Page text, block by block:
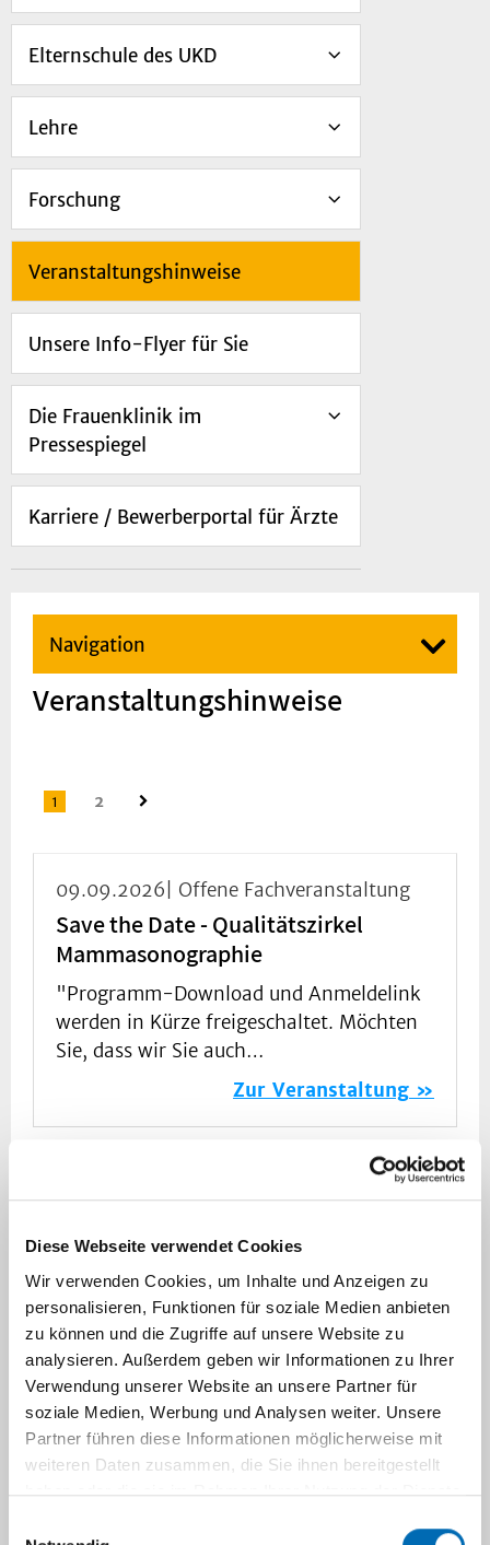
Diese Webseite verwendet Cookies
Wir verwenden Cookies, um Inhalte und Anzeigen zu
personalisieren, Funktionen für soziale Medien anbieten
zu können und die Zugriffe auf unsere Website zu
analysieren. Außerdem geben wir Informationen zu Ihrer
Verwendung unserer Website an unsere Partner für
soziale Medien, Werbung und Analysen weiter. Unsere
Partner führen diese Informationen möglicherweise mit
weiteren Daten zusammen, die Sie ihnen bereitgestellt
haben oder die sie im Rahmen Ihrer Nutzung der Dienste
Elternschule des UKD
Lehre
Forschung
Veranstaltungshinweise
Unsere Info-Flyer für Sie
Die Frauenklinik im
Pressespiegel
Karriere / Bewerberportal für Ärzte
Navigation
Veranstaltungshinweise
1 2
09.09.2026| Offene Fachveranstaltung
Save the Date - Qualitätszirkel
Mammasonographie
"Programm-Download und Anmeldelink
werden in Kürze freigeschaltet. Möchten
Sie, dass wir Sie auch…
Zur Veranstaltung
Sommersymposium 2026
Save the Date - weitere Informationen
folgen in Kürze oder überbsh medical
communications: Aktuelle…
Zur Veranstaltung